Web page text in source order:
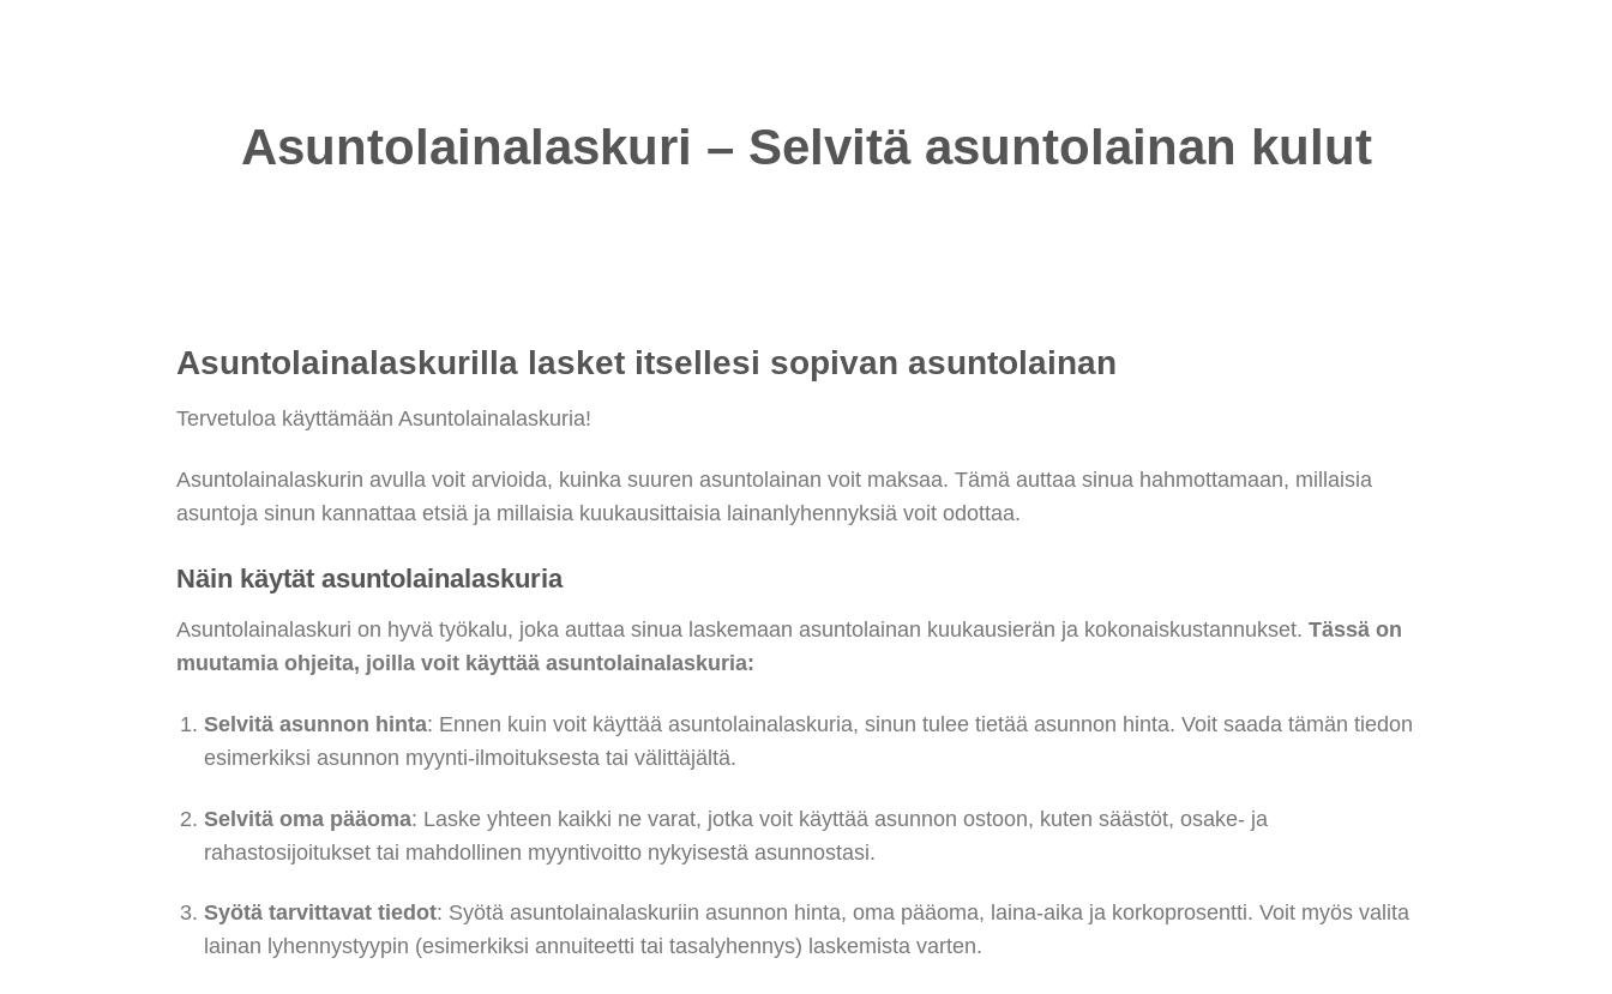
Asuntolainalaskuri – Selvitä asuntolainan kulut
Asuntolainalaskurilla lasket itsellesi sopivan asuntolainan
Tervetuloa käyttämään Asuntolainalaskuria!
Asuntolainalaskurin avulla voit arvioida, kuinka suuren asuntolainan voit maksaa. Tämä auttaa sinua hahmottamaan, millaisia
asuntoja sinun kannattaa etsiä ja millaisia kuukausittaisia lainanlyhennyksiä voit odottaa.
Näin käytät asuntolainalaskuria
Asuntolainalaskuri on hyvä työkalu, joka auttaa sinua laskemaan asuntolainan kuukausierän ja kokonaiskustannukset. Tässä on
muutamia ohjeita, joilla voit käyttää asuntolainalaskuria:
Selvitä asunnon hinta: Ennen kuin voit käyttää asuntolainalaskuria, sinun tulee tietää asunnon hinta. Voit saada tämän tiedon
esimerkiksi asunnon myynti-ilmoituksesta tai välittäjältä.
Selvitä oma pääoma: Laske yhteen kaikki ne varat, jotka voit käyttää asunnon ostoon, kuten säästöt, osake- ja
rahastosijoitukset tai mahdollinen myyntivoitto nykyisestä asunnostasi.
Syötä tarvittavat tiedot: Syötä asuntolainalaskuriin asunnon hinta, oma pääoma, laina-aika ja korkoprosentti. Voit myös valita
lainan lyhennystyypin (esimerkiksi annuiteetti tai tasalyhennys) laskemista varten.